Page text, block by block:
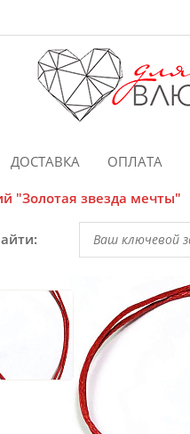
ДОСТАВКА ОПЛАТА
"Золотая звезда мечты"